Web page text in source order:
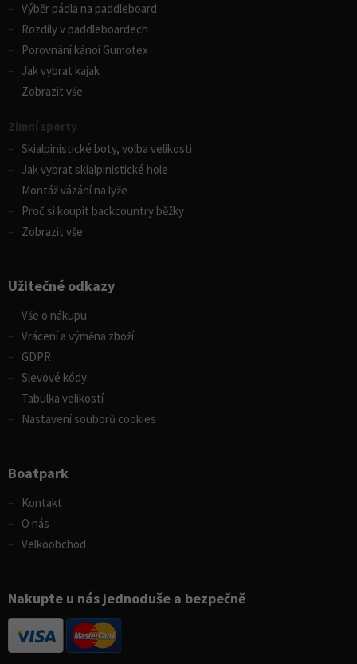
Výběr pádla na paddleboard
Rozdíly v paddleboardech
Porovnání kánoí Gumotex
Jak vybrat kajak
Zobrazit vše
Zimní sporty
Skialpinistické boty, volba velikosti
Jak vybrat skialpinistické hole
Montáž vázání na lyže
Proč si koupit backcountry běžky
Zobrazit vše
Užitečné odkazy
Vše o nákupu
Vrácení a výměna zboží
GDPR
Slevové kódy
Tabulka velikostí
Nastavení souborů cookies
Boatpark
Kontakt
O nás
Velkoobchod
Nakupte u nás jednoduše a bezpečně